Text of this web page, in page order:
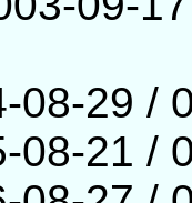
08-29 /
08-21 /